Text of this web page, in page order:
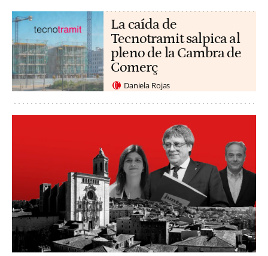
La caída de
Tecnotramit salpica al
pleno de la Cambra de
Comerç
Daniela Rojas